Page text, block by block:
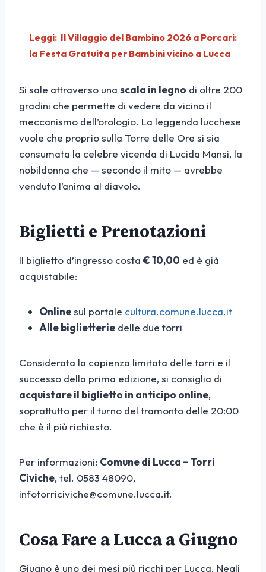
Leggi: Il Villaggio del Bambino 2026 a Porcari:
la Festa Gratuita per Bambini vicino a Lucca
Si sale attraverso una scala in legno di oltre 200
gradini che permette di vedere da vicino il
meccanismo dell’orologio. La leggenda lucchese
vuole che proprio sulla Torre delle Ore si sia
consumata la celebre vicenda di Lucida Mansi, la
nobildonna che — secondo il mito — avrebbe
venduto l’anima al diavolo.
Biglietti e Prenotazioni
Il biglietto d’ingresso costa€ 10,00 ed è già
acquistabile:
Onlinesul portale cultura.comune.lucca.it
Alle biglietterie delle due torri
Considerata la capienza limitata delle torri e il
successo della prima edizione, si consiglia di
acquistare il biglietto in anticipo online,
soprattutto per il turno del tramonto delle 20:00
che è il più richiesto.
Per informazioni: Comune di Lucca – Torri
Civiche, tel. 0583 48090,
infotorriciviche@comune.lucca.it.
Cosa Fare a Lucca a Giugno
Giugno è uno dei mesi più ricchi per Lucca. Negli